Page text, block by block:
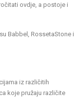
ovdje, a postoje i
Babbel, RossetaStone i
iz različitih
koje pružaju različite